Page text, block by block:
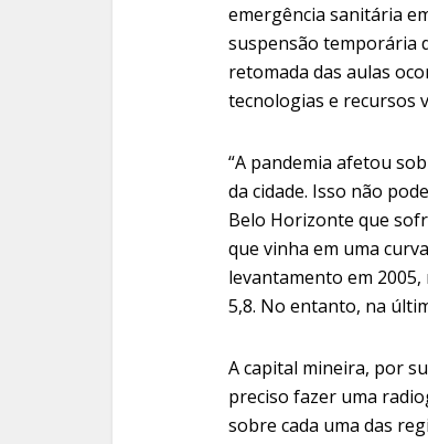
emergência sanitária
suspensão temporária
retomada das aulas
tecnologias e recursos
“A pandemia afetou
da cidade. Isso não
Belo Horizonte que
que vinha em uma
levantamento em
5,8. No entanto, na
A capital mineira, por
preciso fazer uma
sobre cada uma das